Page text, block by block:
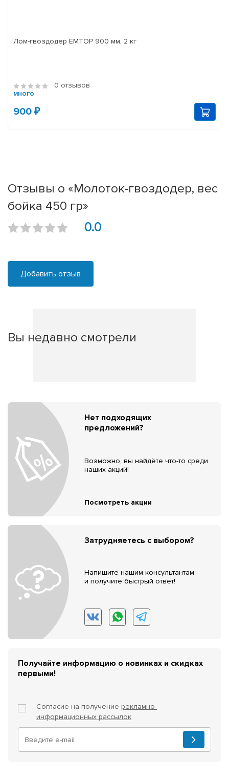
Лом-гвоздодер EMTOP 900 мм, 2 кг
0 отзывов
много
900 ₽
Отзывы о «Молоток-гвоздодер, вес
бойка 450 гр»
0.0
Добавить отзыв
Вы недавно смотрели
Нет подходящих
предложений?
Возможно, вы найдёте что-то среди
наших акций!
Посмотреть акции
Затрудняетесь с выбором?
Напишите нашим консультантам
и получите быстрый ответ!
Получайте информацию о новинках и скидках
первыми!
Согласие на получение рекламно-
информационных рассылок